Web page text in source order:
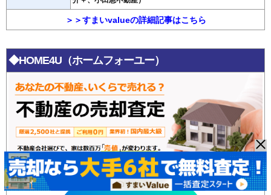
＞＞すまいvalueの詳細記事はこちら
◆HOME4U（ホームフォーユー）